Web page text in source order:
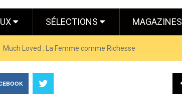
SÉLECTIONS MAGAZINES
Much Loved : La Femme comme Richesse